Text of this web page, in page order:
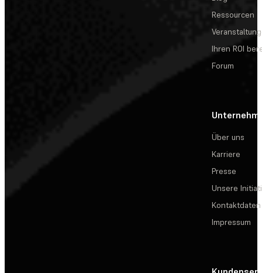
Ressourcen
Ihren ROI
Forum
Über uns
Karriere
Presse
Unsere
Kontaktdaten
Impressum